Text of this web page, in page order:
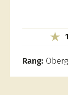
Rang: